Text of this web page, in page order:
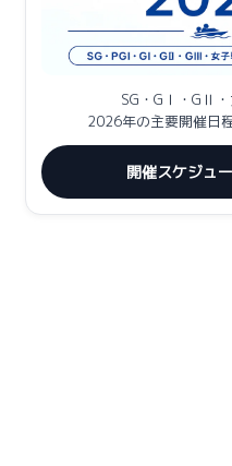
SG・GⅠ・GⅡ・
2026年の主要開催日
開催スケジュ